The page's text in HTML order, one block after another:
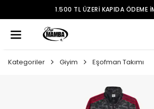
1.500 TL ÜZERİ KAPIDA ÖDEME
Kategoriler Giyim Eşofman Takımı